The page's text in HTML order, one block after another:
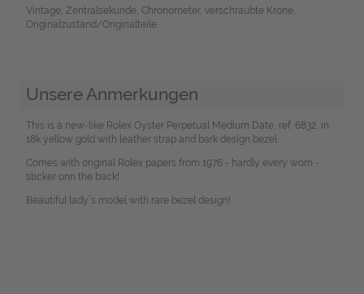
Vintage, Zentralsekunde, Chronometer, verschraubte Krone,
Originalzustand/Originalteile
Unsere Anmerkungen
This is a new-like Rolex Oyster Perpetual Medium Date, ref. 6832, in
18k yellow gold with leather strap and bark design bezel.
Comes with original Rolex papers from 1976 - hardly every worn -
sticker onn the back!
Beautiful lady´s model with rare bezel design!